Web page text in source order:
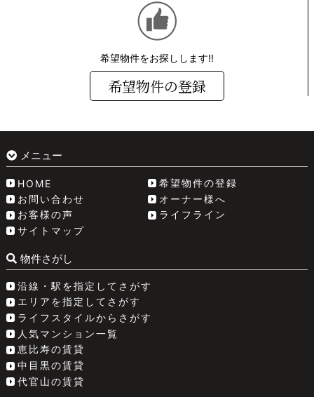
希望物件をお探しします!!
希望物件の登録
メニュー
HOME
希望物件の登録
お問い合わせ
オーナー様へ
お客様の声
ライフライン
サイトマップ
物件さがし
沿線・駅を指定してさがす
エリアを指定してさがす
ライフスタイルからさがす
人気マンション一覧
恵比寿の賃貸
中目黒の賃貸
代官山の賃貸